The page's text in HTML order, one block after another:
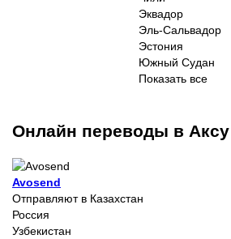
Эквадор
Эль-Сальвадор
Эстония
Южный Судан
Показать все
Онлайн переводы в Аксу
Avosend
Отправляют в Казахстан
Россия
Узбекистан